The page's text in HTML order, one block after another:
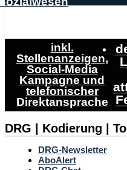
inkl.
Stellenanzeigen,
Social-Media
Kampagne und
telefonischer
Direktansprache
DRG | Kodierung |
DRG-Newsletter
AboAlert